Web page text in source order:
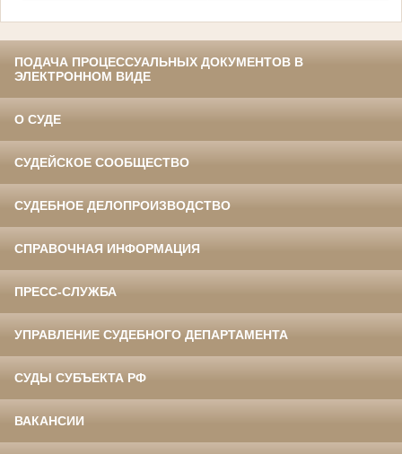
ПОДАЧА ПРОЦЕССУАЛЬНЫХ ДОКУМЕНТОВ В
ЭЛЕКТРОННОМ ВИДЕ
О СУДЕ
СУДЕЙСКОЕ СООБЩЕСТВО
СУДЕБНОЕ ДЕЛОПРОИЗВОДСТВО
СПРАВОЧНАЯ ИНФОРМАЦИЯ
ПРЕСС-СЛУЖБА
УПРАВЛЕНИЕ СУДЕБНОГО ДЕПАРТАМЕНТА
СУДЫ СУБЪЕКТА РФ
ВАКАНСИИ